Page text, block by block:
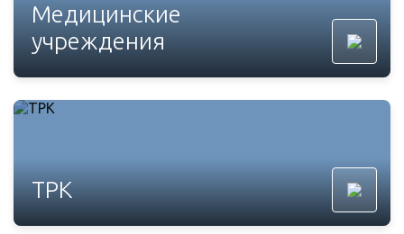
Медицинские
учреждения
ТРК